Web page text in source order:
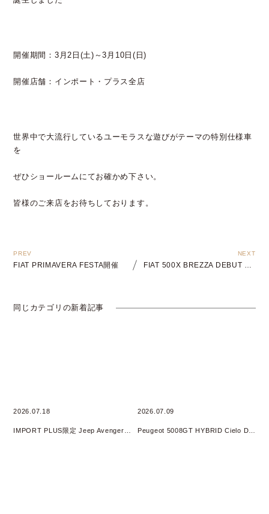
開催期間：3月2日(土)～3月10日(日)
開催店舗：インポート・プラス全店
世界中で大流行しているユーモラスな遊びがテーマの特別仕様車
を
ぜひショールームにてお確かめ下さい。
皆様のご来店をお待ちしております。
FIAT PRIMAVERA FESTA開催 FIAT 500X BREZZA DEBUT FAIR開催
同じカテゴリの新着記事
2026.07.18 2026.07.09